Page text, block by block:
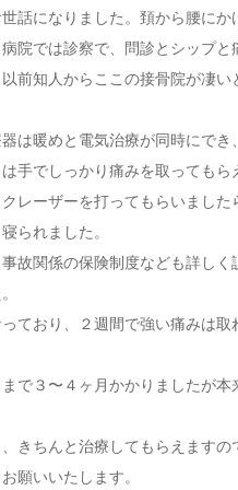
話になりました。頚から腰にか
院では診察で、問診とシップ
前知人からここの接骨院が凄い
は暖めと電気治療が同時にで
手でしっかり痛みを取ってもら
レーザーを打ってもらいまし
られました。
故関係の保険制度なども詳しく
ており、２週間で強い痛みは
で３〜４ヶ月かかりましたが本
きちんと治療してもらえますの
願いいたします。